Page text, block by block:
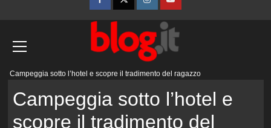
FacebookTwitterInstagramYouTube
Campeggia sotto l’hotel e scopre il tradimento del ragazzo
Campeggia sotto l’hotel e
scopre il tradimento del